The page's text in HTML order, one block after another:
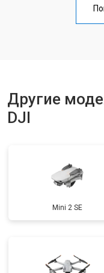
Другие
DJI
Mini 2 SE